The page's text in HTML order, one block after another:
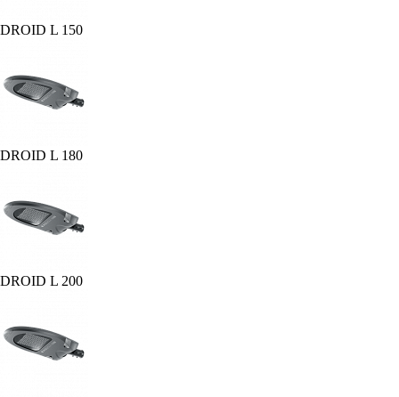
DROID L 150
DROID L 180
DROID L 200